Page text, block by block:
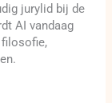
jurylid bij de
AI vandaag
filosofie,